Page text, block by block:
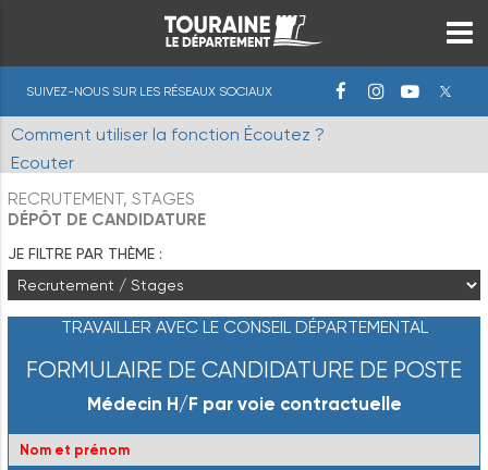
SUIVEZ-NOUS SUR LES RÉSEAUX SOCIAUX
Comment utiliser la fonction Écoutez ?
Ecouter
RECRUTEMENT, STAGES
DÉPÔT DE CANDIDATURE
JE FILTRE PAR THÈME :
TRAVAILLER AVEC LE CONSEIL DÉPARTEMENTAL
FORMULAIRE DE CANDIDATURE DE POSTE
Médecin H/F par voie contractuelle